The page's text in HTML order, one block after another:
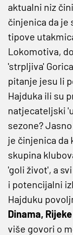
aktualni niz
činjenica da je
tipove
Lokomotiva,
'strpljiva'
pitanje jesu li
Hajduka ili su
natjecateljski
sezone?
je činjenica da
skupina
'goli život', a
i potencijalni
Hajduku
Dinama,
više govori o